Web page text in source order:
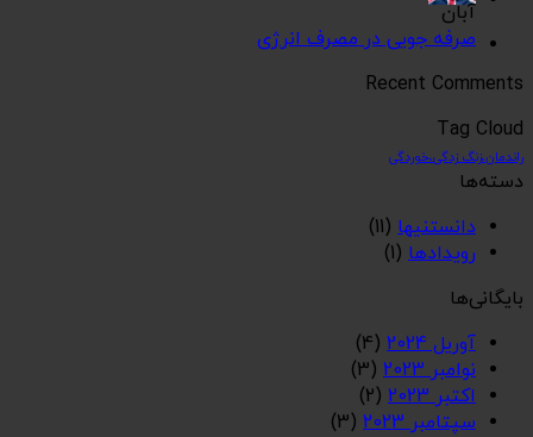
آبان
صرفه جویی در مصرف انرژی
Recent Comments
Tag Cloud
راندمان،زنگ زدگی،خوردگی
دسته‌ها
دانستنیها (11)
رویدادها (1)
بایگانی‌ها
آوریل 2024
(4)
نوامبر 2023
(3)
اکتبر 2023
(2)
سپتامبر 2023
(3)